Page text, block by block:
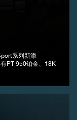
系列新添
PT 950铂金、18K